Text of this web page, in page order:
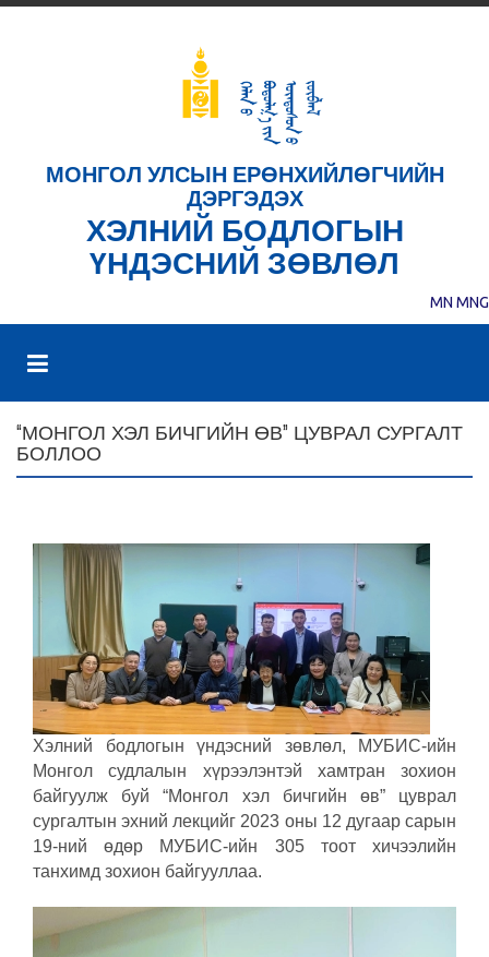
МОНГОЛ УЛСЫН ЕРӨНХИЙЛӨГЧИЙН
ДЭРГЭДЭХ
ХЭЛНИЙ БОДЛОГЫН
ҮНДЭСНИЙ ЗӨВЛӨЛ
MN MNG
“МОНГОЛ ХЭЛ БИЧГИЙН ӨВ” ЦУВРАЛ СУРГАЛТ
БОЛЛОО
Хэлний бодлогын үндэсний зөвлөл, МУБИС-ийн
Монгол судлалын хүрээлэнтэй хамтран зохион
байгуулж буй “Монгол хэл бичгийн өв” цуврал
сургалтын эхний лекцийг 2023 оны 12 дугаар сарын
19-ний өдөр МУБИС-ийн 305 тоот хичээлийн
танхимд зохион байгууллаа.